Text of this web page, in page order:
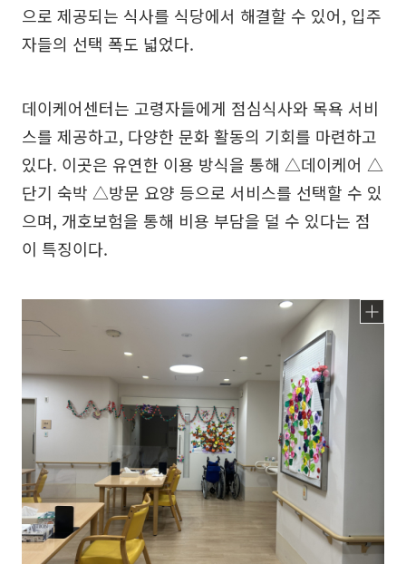
으로 제공되는 식사를 식당에서 해결할 수 있어, 입주
자들의 선택 폭도 넓었다.
데이케어센터는 고령자들에게 점심식사와 목욕 서비
스를 제공하고, 다양한 문화 활동의 기회를 마련하고
있다. 이곳은 유연한 이용 방식을 통해 △데이케어 △
단기 숙박 △방문 요양 등으로 서비스를 선택할 수 있
으며, 개호보험을 통해 비용 부담을 덜 수 있다는 점
이 특징이다.